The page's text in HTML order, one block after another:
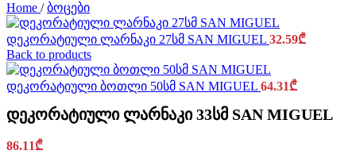
Home / ბოცები
დეკორატიული ლარნაკი 27სმ SAN MIGUEL 32.59₾
Back to products
დეკორატიული ბოთლი 50სმ SAN MIGUEL 64.31₾
დეკორატიული ლარნაკი 33სმ SAN MIGUEL
86.11₾